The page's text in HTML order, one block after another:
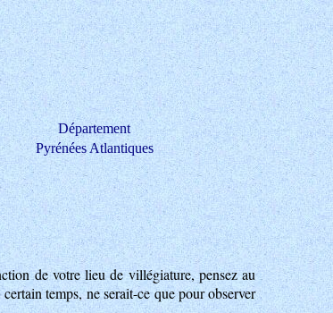
Département
Pyrénées Atlantiques
de votre lieu de villégiature, pensez au
temps, ne serait-ce que pour observer